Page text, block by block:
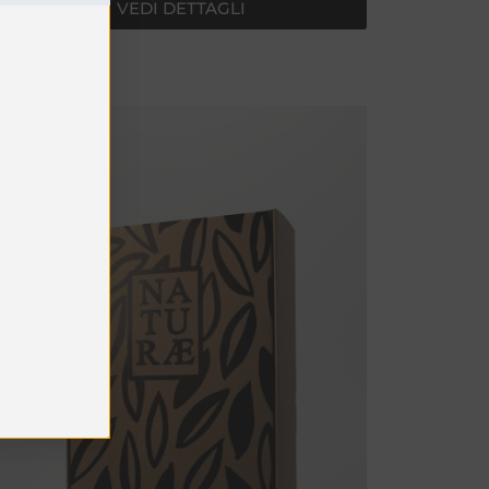
VEDI DETTAGLI